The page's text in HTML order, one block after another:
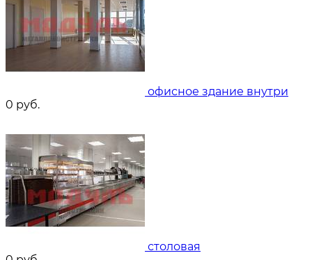
офисное здание внутри
0 руб.
столовая